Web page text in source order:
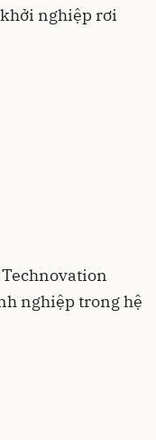
nghiệp rơi
nghiệp trong hệ